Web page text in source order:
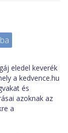
eledel keverék
a kedvence.hu
és
azoknak az
a